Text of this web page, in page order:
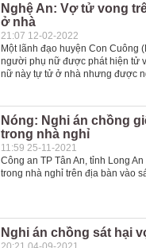
Nghệ An: Vợ tử vong
ở nhà
21:07 12-02-2022
Một lãnh đạo huyện Con Cuông
người phụ nữ được phát hiện tử
nữ này tự tử ở nhà nhưng được
Nóng: Nghi án chồng
trong nhà nghỉ
11:59 25-11-2021
Công an TP Tân An, tỉnh Long
trong nhà nghỉ trên địa bàn vào
Nghi án chồng sát hại